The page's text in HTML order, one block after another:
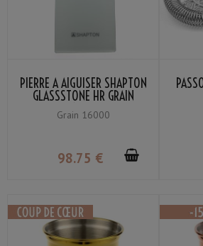
PIERRE À AIGUISER SHAPTON
GLASSSTONE HR GRAIN
#16000
Grain 16000
98.75 €